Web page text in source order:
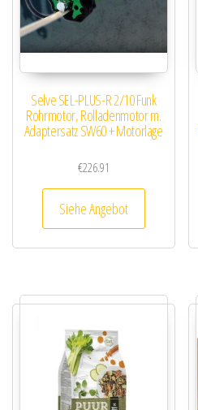
Selve SEL-PLUS-R 2/10 Funk
Rohrmotor, Rolladenmotor m.
Adaptersatz SW60 + Motorlage
€226.91
Siehe Angebot